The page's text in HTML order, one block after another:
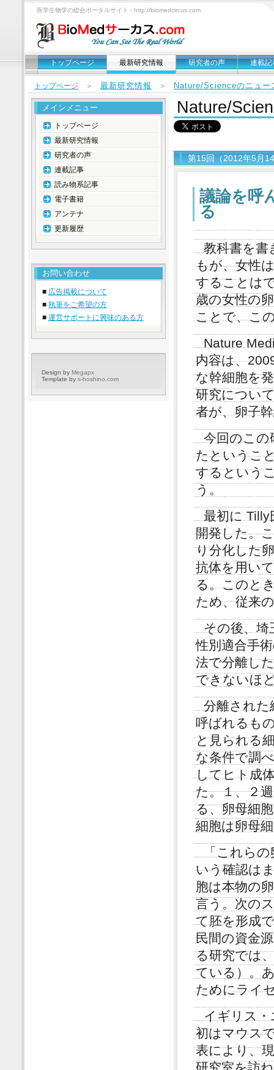
医学生物学の総合ポータルサイト - http://biomedcircus.com
トップページ 最新研究情報 研究者の声 連載記
トップページ ＞ 最新研究情報 ＞ Nature/Scienceのニュー
Nature/
第15回（2012年5月
議論を呼
る
教科書を書
もが、女性
することは
歳の女性の
ことで、こ
Nature
内容は、
な幹細胞を
研究につい
者が、卵子
今回のこの
たというこ
するという
う。
最初に Tilly
開発した。
り分化した
抗体を用い
る。このと
ため、従来
その後、埼
性別適合手
法で分離し
できないほ
分離された
呼ばれるも
と見られる
な条件で調
してヒト成
た。１、２
る、卵母細
細胞は卵母
「これら
いう確認は
胞は本物の
言う。次の
て胚を形成
民間の資金
る研究では
ている）。
ためにライ
イギリス
初はマウス
表により、
メインメニュー
トップページ
最新研究情報
研究者の声
連載記事
読み物系記事
電子書籍
アンテナ
更新履歴
お問い合わせ
■ 広告掲載について
■ 執筆をご希望の方
■ 運営サポートに興味のある方
Design by Megapx
Template by s-hoshino.com